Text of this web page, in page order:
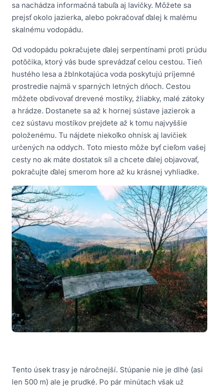
sa nachádza informačná tabuľa aj lavičky. Môžete sa
prejsť okolo jazierka, alebo pokračovať ďalej k malému
skalnému vodopádu.
Od vodopádu pokračujete ďalej serpentínami proti prúdu
potôčika, ktorý vás bude sprevádzať celou cestou. Tieň
hustého lesa a žblnkotajúca voda poskytujú príjemné
prostredie najmä v sparných letných dňoch. Cestou
môžete obdivovať drevené mostíky, žliabky, malé zátoky
a hrádze. Dostanete sa až k hornej sústave jazierok a
cez sústavu mostíkov prejdete až k tomu najvyššie
položenému. Tu nájdete niekoľko ohnísk aj lavičiek
určených na oddych. Toto miesto môže byť cieľom vašej
cesty no ak máte dostatok síl a chcete ďalej objavovať,
pokračujte ďalej smerom hore až ku krásnej vyhliadke.
Tento úsek trasy je náročnejší. Stúpanie nie je dlhé (asi
len 500 m) ale je prudké. Po pár minútach však už